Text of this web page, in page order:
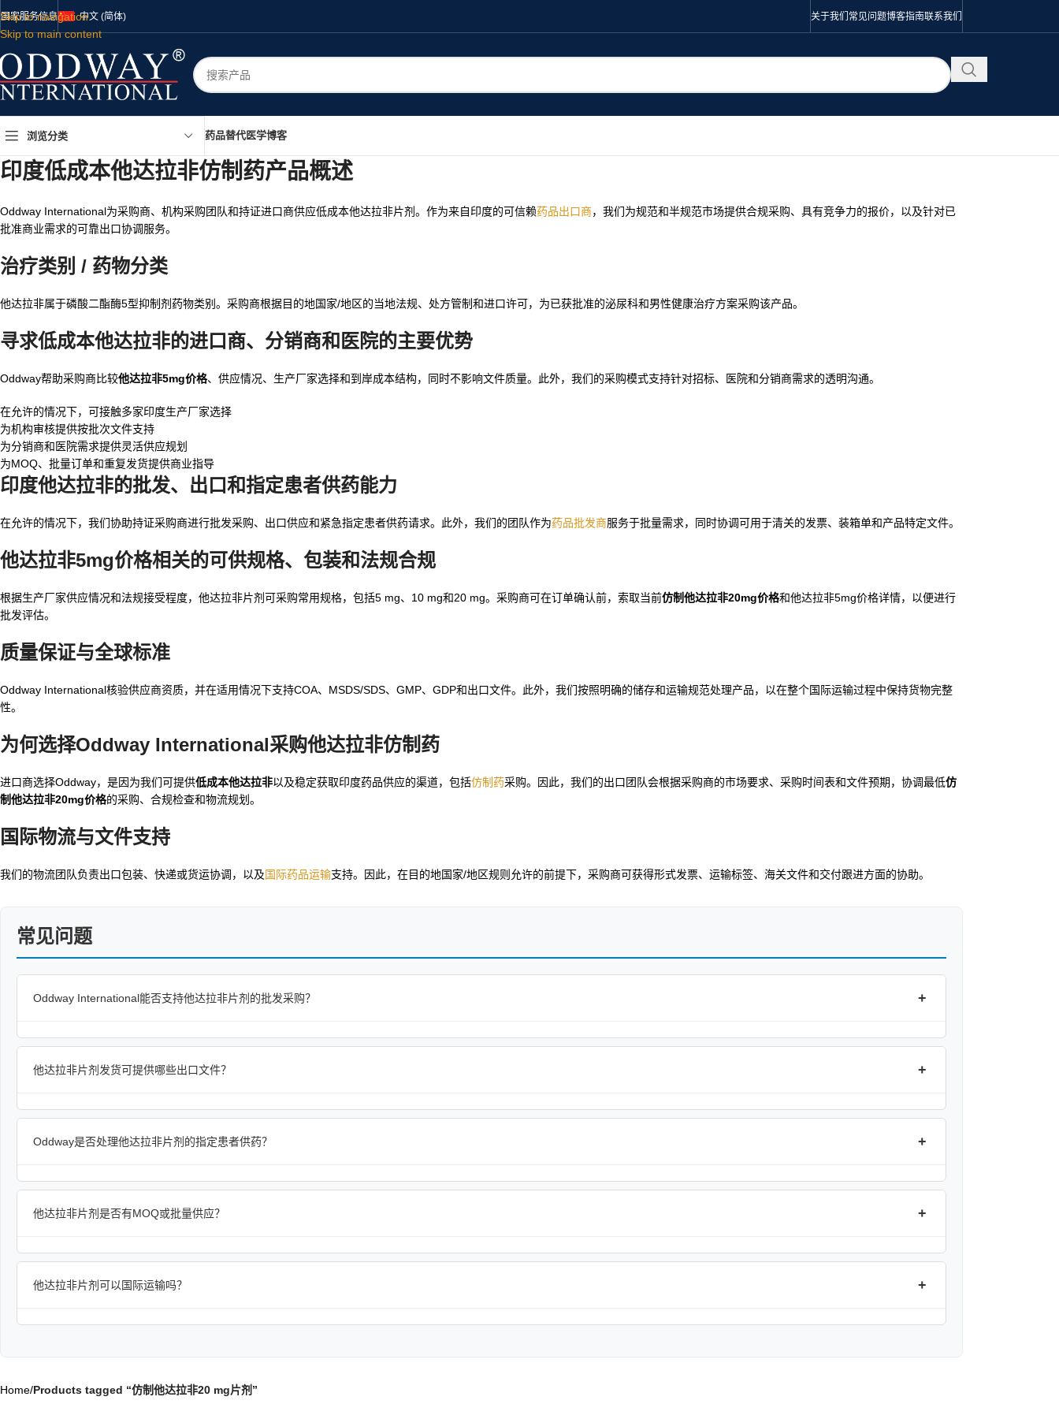
Skip to navigation
Skip to main content
国家服务信息 中文 (简体) 关于我们 常见问题博客指南联系我们
浏览分类 药品替代医学博客
印度低成本他达拉非仿制药产品概述
Oddway International为采购商、机构采购团队和持证进口商供应低成本他达拉非片剂。作为来自印度的可信赖药品出口商，我们为规范和半规范市场提供合规采购、具有竞争力的报价，以及针对已
批准商业需求的可靠出口协调服务。
治疗类别 / 药物分类
他达拉非属于磷酸二酯酶5型抑制剂药物类别。采购商根据目的地国家/地区的当地法规、处方管制和进口许可，为已获批准的泌尿科和男性健康治疗方案采购该产品。
寻求低成本他达拉非的进口商、分销商和医院的主要优势
Oddway帮助采购商比较他达拉非5mg价格、供应情况、生产厂家选择和到岸成本结构，同时不影响文件质量。此外，我们的采购模式支持针对招标、医院和分销商需求的透明沟通。
在允许的情况下，可接触多家印度生产厂家选择
为机构审核提供按批次文件支持
为分销商和医院需求提供灵活供应规划
为MOQ、批量订单和重复发货提供商业指导
印度他达拉非的批发、出口和指定患者供药能力
在允许的情况下，我们协助持证采购商进行批发采购、出口供应和紧急指定患者供药请求。此外，我们的团队作为药品批发商服务于批量需求，同时协调可用于清关的发票、装箱单和产品特定文件。
他达拉非5mg价格相关的可供规格、包装和法规合规
根据生产厂家供应情况和法规接受程度，他达拉非片剂可采购常用规格，包括5 mg、10 mg和20 mg。采购商可在订单确认前，索取当前仿制他达拉非20mg价格和他达拉非5mg价格详情，以便进行
批发评估。
质量保证与全球标准
Oddway International核验供应商资质，并在适用情况下支持COA、MSDS/SDS、GMP、GDP和出口文件。此外，我们按照明确的储存和运输规范处理产品，以在整个国际运输过程中保持货物完整
性。
为何选择Oddway International采购他达拉非仿制药
进口商选择Oddway，是因为我们可提供低成本他达拉非以及稳定获取印度药品供应的渠道，包括仿制药采购。因此，我们的出口团队会根据采购商的市场要求、采购时间表和文件预期，协调最低仿
制他达拉非20mg价格的采购、合规检查和物流规划。
国际物流与文件支持
我们的物流团队负责出口包装、快递或货运协调，以及国际药品运输支持。因此，在目的地国家/地区规则允许的前提下，采购商可获得形式发票、运输标签、海关文件和交付跟进方面的协助。
常见问题
Oddway International能否支持他达拉非片剂的批发采购？ +
他达拉非片剂发货可提供哪些出口文件？ +
Oddway是否处理他达拉非片剂的指定患者供药？ +
他达拉非片剂是否有MOQ或批量供应？ +
他达拉非片剂可以国际运输吗？ +
Home/Products tagged “仿制他达拉非20 mg片剂”